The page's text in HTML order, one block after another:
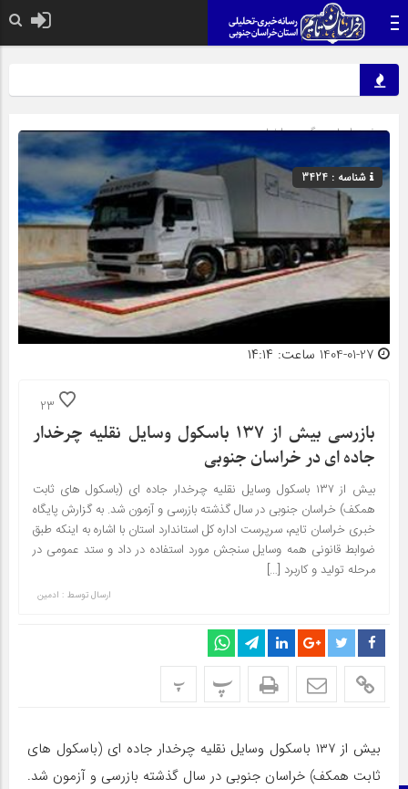
صفحه اصلی» گروه »اخبار
شناسه : 3424
23
بازرسی بیش از ۱۳۷ باسکول وسایل نقلیه چرخدار
جاده ای در خراسان جنوبی
بیش از ۱۳۷ باسکول وسایل نقلیه چرخدار جاده ای (باسکول های ثابت
همکف) خراسان جنوبی در سال گذشته بازرسی و آزمون شد. به گزارش پایگاه
خبری خراسان تایم، سرپرست اداره کل استاندارد استان با اشاره به اینکه طبق
ضوابط قانونی همه وسایل سنجش مورد استفاده در داد و ستد عمومی در
مرحله تولید و کاربرد […]
ارسال توسط : ادمین
پ پ
بیش از ۱۳۷ باسکول وسایل نقلیه چرخدار جاده ای (باسکول های
ثابت همکف) خراسان جنوبی در سال گذشته بازرسی و آزمون شد.